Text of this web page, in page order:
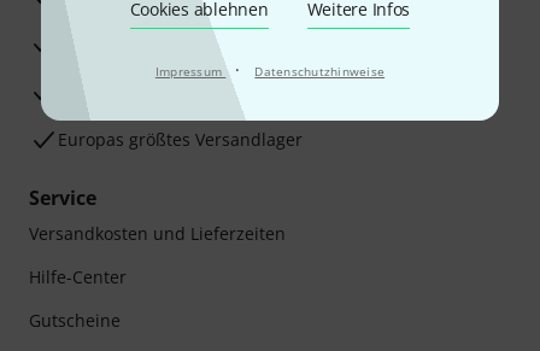
Cookies ablehnen Weitere Infos
Impressum · Datenschutzhinweise
Beratung durch Fachexperten
Zufriedenheitsgarantie
Europas größtes Versandlager
Service
Versandkosten und Lieferzeiten
Hilfe-Center
Gutscheine